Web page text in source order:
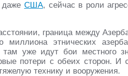
даже США, сейчас в роли
граница между
миллиона этнических
уже идут бои местного
потери с обеих сторон. И
технику и вооружения.